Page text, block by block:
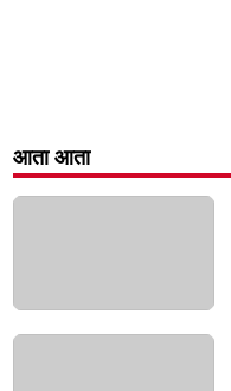
आता आता